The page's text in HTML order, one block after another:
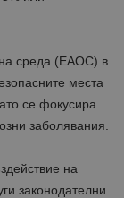
среда (ЕАОС) в
места
се фокусира
заболявания.
на
законодателни